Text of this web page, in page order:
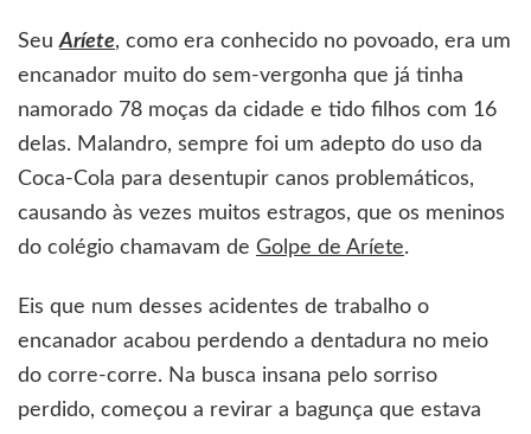
SeuAríete, como era conhecido no povoado, era um
encanador muito do sem-vergonha que já tinha
namorado 78 moças da cidade e tido filhos com 16
delas. Malandro, sempre foi um adepto do uso da
Coca-Cola para desentupir canos problemáticos,
causando às vezes muitos estragos, que os meninos
do colégio chamavam de Golpe de Aríete.
Eis que num desses acidentes de trabalho o
encanador acabou perdendo a dentadura no meio
do corre-corre. Na busca insana pelo sorriso
perdido, começou a revirar a bagunça que estava